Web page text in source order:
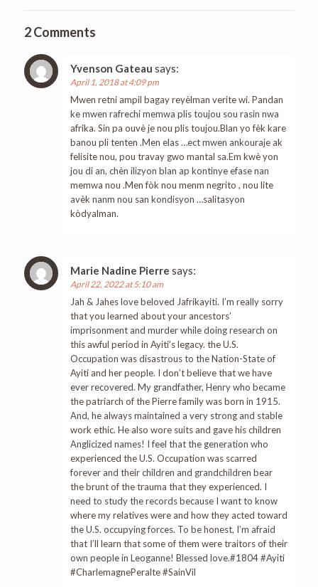
2 Comments
Yvenson Gateau says:
April 1, 2018 at 4:09 pm
Mwen retni ampil bagay reyèlman verite wi. Pandan
ke mwen rafrechi memwa plis toujou sou rasin nwa
afrika. Sin pa ouvè je nou plis toujou.Blan yo fèk kare
banou pli tenten .Men elas …ect mwen ankouraje ak
felisite nou, pou travay gwo mantal sa.Em kwè yon
jou di an, chèn ilizyon blan ap kontinye efase nan
memwa nou .Men fòk nou menm negrito , nou lite
avèk nanm nou san kondisyon …salitasyon
kòdyalman.
Marie Nadine Pierre says:
April 22, 2022 at 5:10 am
Jah & Jahes love beloved Jafrikayiti. I’m really sorry
that you learned about your ancestors’
imprisonment and murder while doing research on
this awful period in Ayiti’s legacy. the U.S.
Occupation was disastrous to the Nation-State of
Ayiti and her people. I don’t believe that we have
ever recovered. My grandfather, Henry who became
the patriarch of the Pierre family was born in 1915.
And, he always maintained a very strong and stable
work ethic. He also wore suits and gave his children
Anglicized names! I feel that the generation who
experienced the U.S. Occupation was scarred
forever and their children and grandchildren bear
the brunt of the trauma that they experienced. I
need to study the records because I want to know
where my relatives were and how they acted toward
the U.S. occupying forces. To be honest, I’m afraid
that I’ll learn that some of them were traitors of their
own people in Leoganne! Blessed love.#1804 #Ayiti
#CharlemagnePeralte #SainVil